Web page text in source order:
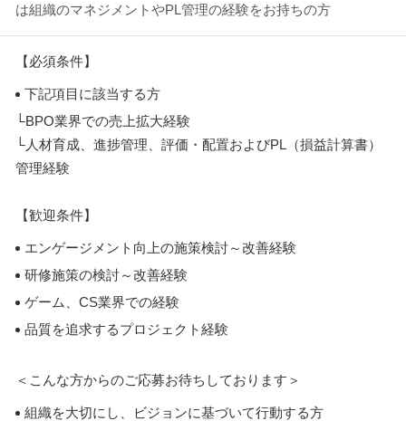
は組織のマネジメントやPL管理の経験をお持ちの方
【必須条件】
下記項目に該当する方
└BPO業界での売上拡大経験
└人材育成、進捗管理、評価・配置およびPL（損益計算書）
管理経験
【歓迎条件】
エンゲージメント向上の施策検討～改善経験
研修施策の検討～改善経験
ゲーム、CS業界での経験
品質を追求するプロジェクト経験
＜こんな方からのご応募お待ちしております＞
組織を大切にし、ビジョンに基づいて行動する方